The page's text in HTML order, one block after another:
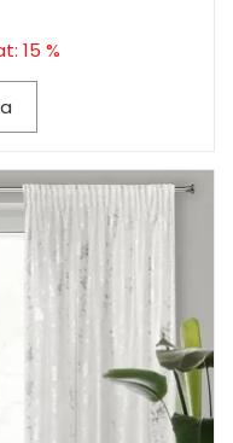
15 %